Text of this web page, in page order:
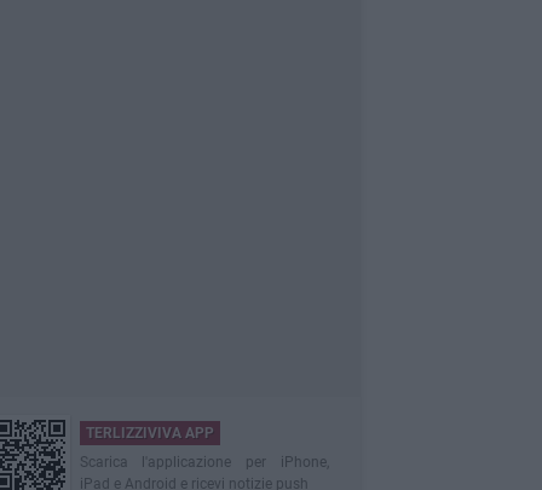
TERLIZZIVIVA APP
Scarica l'applicazione per iPhone,
iPad e Android e ricevi notizie push